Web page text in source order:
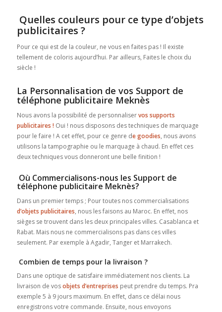
Quelles couleurs pour ce type d’objets
publicitaires ?
Pour ce qui est de la couleur, ne vous en faites pas ! Il existe
tellement de coloris aujourd’hui. Par ailleurs, Faites le choix du
siècle !
La Personnalisation de vos Support de
téléphone publicitaire Meknès
Nous avons la possibilité de personnaliservos supports
publicitaires !Oui ! nous disposons des techniques de marquage
pour le faire ! A cet effet, pour ce genre de goodies, nous avons
utilisons la tampographie ou le marquage à chaud. En effet ces
deux techniques vous donneront une belle finition !
Où Commercialisons-nous les Support de
téléphone publicitaire Meknès?
Dans un premier temps ; Pour toutes nos commercialisations
d’objets publicitaires, nous les faisons au Maroc. En effet, nos
sièges se trouvent dans les deux principales villes. Casablanca et
Rabat. Mais nous ne commercialisons pas dans ces villes
seulement. Par exemple à Agadir, Tanger et Marrakech.
Combien de temps pour la livraison ?
Dans une optique de satisfaire immédiatement nos clients. La
livraison de vosobjets d’entreprises peut prendre du temps. Pra
exemple 5 à 9 jours maximum. En effet, dans ce délai nous
enregistrons votre commande. Ensuite, nous envoyons